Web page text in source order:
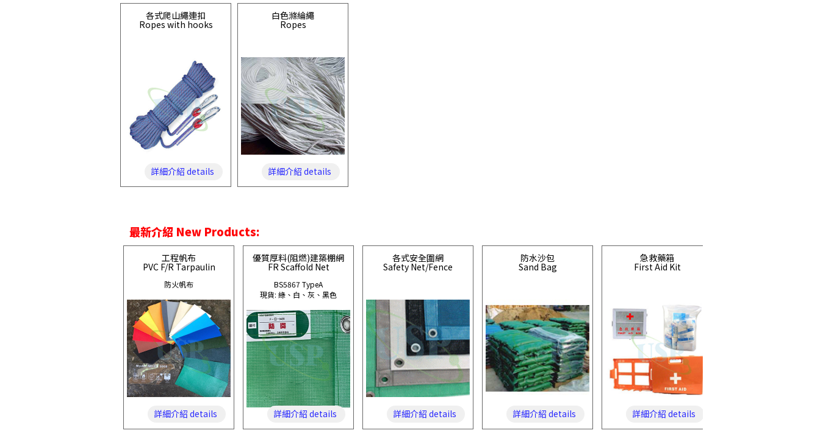
各式爬山繩連扣
Ropes with hooks
詳細介紹 details
白色滌綸繩
Ropes
詳細介紹 details
最新介紹 New Products:
工程帆布
PVC F/R Tarpaulin
防火帆布
詳細介紹 details
優質厚料(阻燃)建築棚網
FR Scaffold Net
BS5867 TypeA
現貨: 綠、白、灰、黑色
詳細介紹 details
各式安全圍網
Safety Net/Fence
詳細介紹 details
防水沙包
Sand Bag
詳細介紹 details
急救藥箱
First Aid Kit
詳細介紹 details